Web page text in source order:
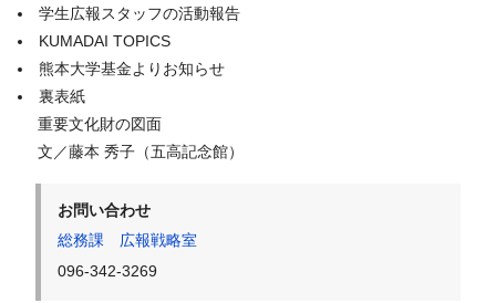
学生広報スタッフの活動報告
KUMADAI TOPICS
熊本大学基金よりお知らせ
裏表紙
重要文化財の図面
文／藤本 秀子（五高記念館）
お問い合わせ
総務課 広報戦略室
096-342-3269